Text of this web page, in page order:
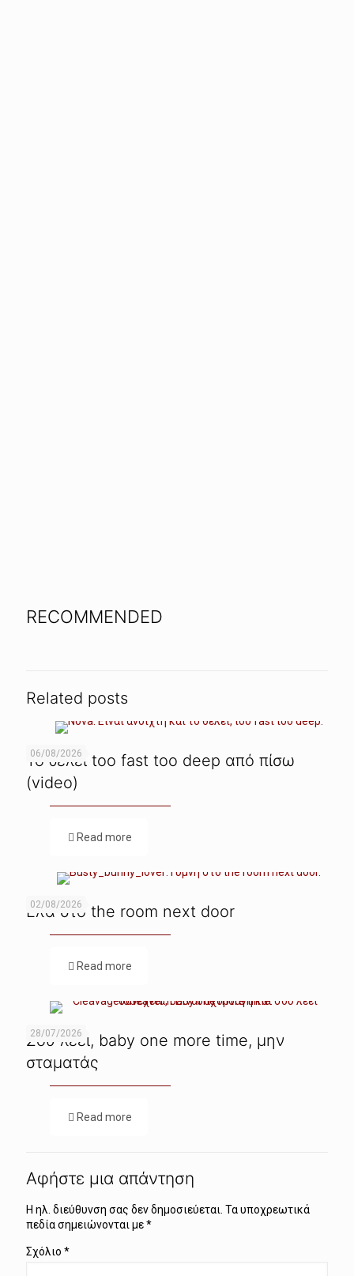
RECOMMENDED
Related posts
06/08/2026
Το θέλει too fast too deep από πίσω
(video)
Read more
02/08/2026
Ελα στο the room next door
Read more
28/07/2026
Σου λέει, baby one more time, μην
σταματάς
Read more
Αφήστε μια απάντηση
Η ηλ. διεύθυνση σας δεν δημοσιεύεται. Τα υποχρεωτικά
πεδία σημειώνονται με*
Σχόλιο *